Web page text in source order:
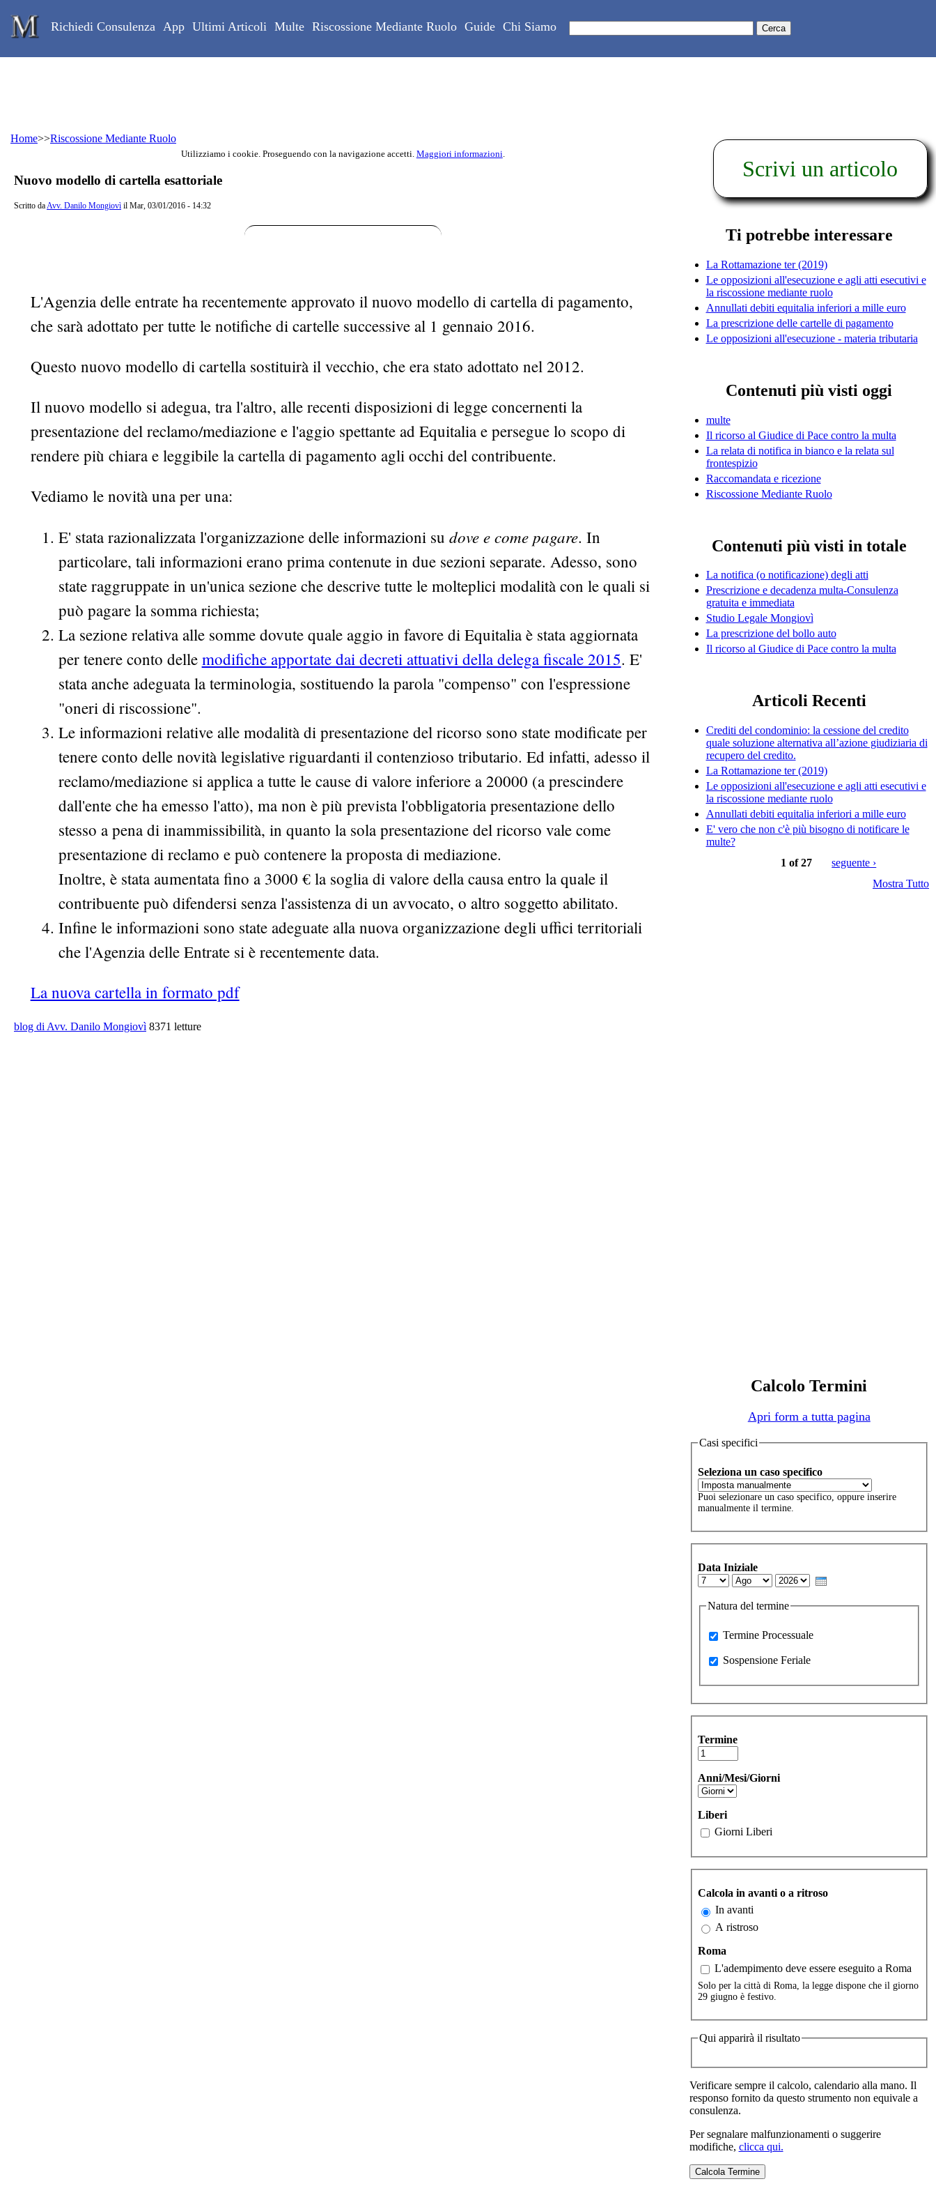
Studio Legale Mongiovì
Richiedi Consulenza App Ultimi Articoli Multe Riscossione Mediante Ruolo Guide Chi Siamo
Home>>Riscossione Mediante Ruolo
Contenuto principale della pagina
Utilizziamo i cookie. Proseguendo con la navigazione accetti. Maggiori informazioni.
Nuovo modello di cartella esattoriale
Scritto daAvv. Danilo Mongiovì il Mar, 03/01/2016 - 14:32
L'Agenzia delle entrate ha recentemente approvato il nuovo modello di cartella di pagamento,
che sarà adottato per tutte le notifiche di cartelle successive al 1 gennaio 2016.
Questo nuovo modello di cartella sostituirà il vecchio, che era stato adottato nel 2012.
Il nuovo modello si adegua, tra l'altro, alle recenti disposizioni di legge concernenti la
presentazione del reclamo/mediazione e l'aggio spettante ad Equitalia e persegue lo scopo di
rendere più chiara e leggibile la cartella di pagamento agli occhi del contribuente.
Vediamo le novità una per una:
E' stata razionalizzata l'organizzazione delle informazioni su dove e come pagare. In
particolare, tali informazioni erano prima contenute in due sezioni separate. Adesso, sono
state raggruppate in un'unica sezione che descrive tutte le molteplici modalità con le quali si
può pagare la somma richiesta;
La sezione relativa alle somme dovute quale aggio in favore di Equitalia è stata aggiornata
per tenere conto delle modifiche apportate dai decreti attuativi della delega fiscale 2015. E'
stata anche adeguata la terminologia, sostituendo la parola "compenso" con l'espressione
"oneri di riscossione".
Le informazioni relative alle modalità di presentazione del ricorso sono state modificate per
tenere conto delle novità legislative riguardanti il contenzioso tributario. Ed infatti, adesso il
reclamo/mediazione si applica a tutte le cause di valore inferiore a 20000 (a prescindere
dall'ente che ha emesso l'atto), ma non è più prevista l'obbligatoria presentazione dello
stesso a pena di inammissibilità, in quanto la sola presentazione del ricorso vale come
presentazione di reclamo e può contenere la proposta di mediazione.
Inoltre, è stata aumentata fino a 3000 € la soglia di valore della causa entro la quale il
contribuente può difendersi senza l'assistenza di un avvocato, o altro soggetto abilitato.
Infine le informazioni sono state adeguate alla nuova organizzazione degli uffici territoriali
che l'Agenzia delle Entrate si è recentemente data.
La nuova cartella in formato pdf
blog di Avv. Danilo Mongiovì 8371 letture
Scrivi un articolo
Ti potrebbe interessare
La Rottamazione ter (2019)
Le opposizioni all'esecuzione e agli atti esecutivi e
la riscossione mediante ruolo
Annullati debiti equitalia inferiori a mille euro
La prescrizione delle cartelle di pagamento
Le opposizioni all'esecuzione - materia tributaria
Contenuti più visti oggi
multe
Il ricorso al Giudice di Pace contro la multa
La relata di notifica in bianco e la relata sul
frontespizio
Raccomandata e ricezione
Riscossione Mediante Ruolo
Contenuti più visti in totale
La notifica (o notificazione) degli atti
Prescrizione e decadenza multa-Consulenza
gratuita e immediata
Studio Legale Mongiovì
La prescrizione del bollo auto
Il ricorso al Giudice di Pace contro la multa
Articoli Recenti
Crediti del condominio: la cessione del credito
quale soluzione alternativa all’azione giudiziaria di
recupero del credito.
La Rottamazione ter (2019)
Le opposizioni all'esecuzione e agli atti esecutivi e
la riscossione mediante ruolo
Annullati debiti equitalia inferiori a mille euro
E' vero che non c'è più bisogno di notificare le
multe?
1 of 27
seguente ›
Mostra Tutto
Calcolo Termini
Apri form a tutta pagina
Casi specifici
Seleziona un caso specifico
Puoi selezionare un caso specifico, oppure inserire
manualmente il termine.
Data Iniziale
Day
Month Year
Natura del termine
Processuale
Termine Processuale
Sospensione Feriale
Sospensione Feriale
Termine
Anni/Mesi/Giorni
Liberi
Giorni Liberi
Calcola in avanti o a ritroso
In avanti
A ristroso
Roma
L'adempimento deve essere eseguito a Roma
Solo per la città di Roma, la legge dispone che il giorno
29 giugno è festivo.
Qui apparirà il risultato
Verificare sempre il calcolo, calendario alla mano. Il
responso fornito da questo strumento non equivale a
consulenza.
Per segnalare malfunzionamenti o suggerire
modifiche, clicca qui.